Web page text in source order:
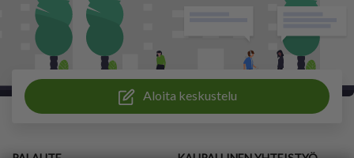
Aloita keskustelu